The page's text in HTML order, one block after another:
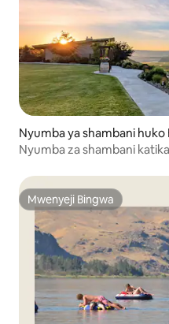
Nyumba ya shambani
Nyumba za shambani
Mwenyeji Bingwa
Mwenyeji Bingwa